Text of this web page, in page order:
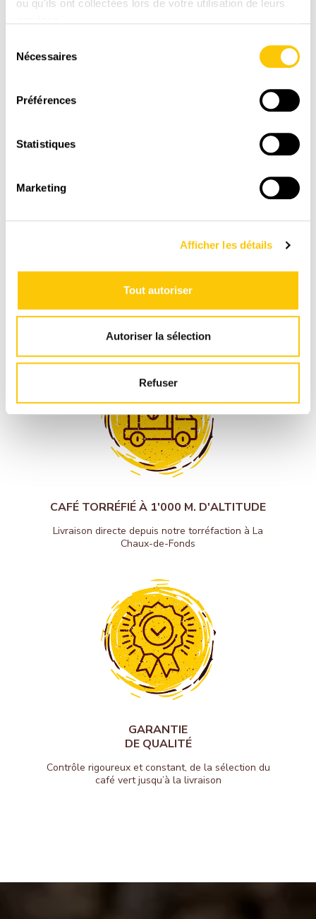
ou qu'ils ont collectées lors de votre utilisation de leurs
Nécessaires
Préférences
Statistiques
Marketing
Afficher les détails
Tout autoriser
Autoriser la sélection
Refuser
PAIEMENT
SÉCURISÉ
Paiement en toute sénérité sur une plate-forme
suisse et sécurisée
CAFÉ TORRÉFIÉ À 1'000 M. D'ALTITUDE
Livraison directe depuis notre torréfaction à La
Chaux-de-Fonds
GARANTIE
DE QUALITÉ
Contrôle rigoureux et constant, de la sélection du
café vert jusqu’à la livraison